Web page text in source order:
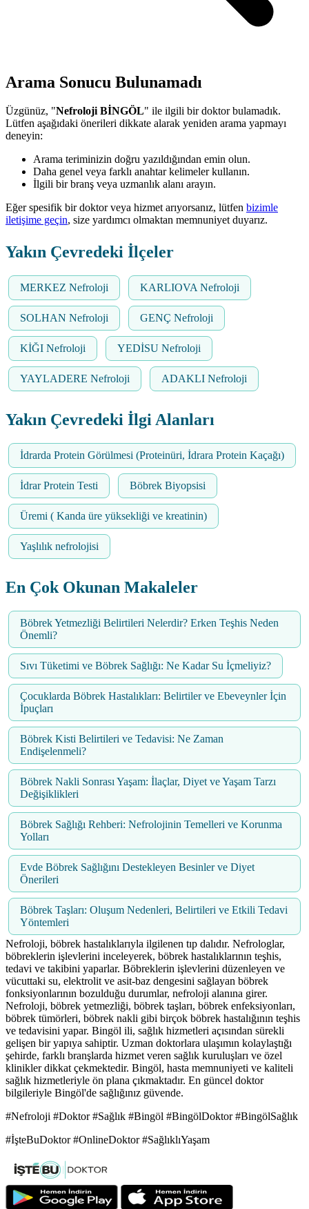
Arama Sonucu Bulunamadı
Üzgünüz, "Nefroloji BİNGÖL" ile ilgili bir doktor bulamadık.
Lütfen aşağıdaki önerileri dikkate alarak yeniden arama yapmayı
deneyin:
Arama teriminizin doğru yazıldığından emin olun.
Daha genel veya farklı anahtar kelimeler kullanın.
İlgili bir branş veya uzmanlık alanı arayın.
Eğer spesifik bir doktor veya hizmet arıyorsanız, lütfen bizimle
iletişime geçin, size yardımcı olmaktan memnuniyet duyarız.
Yakın Çevredeki İlçeler
MERKEZ Nefroloji KARLIOVA Nefroloji
SOLHAN Nefroloji GENÇ Nefroloji
KİĞI Nefroloji YEDİSU Nefroloji
YAYLADERE Nefroloji ADAKLI Nefroloji
Yakın Çevredeki İlgi Alanları
İdrarda Protein Görülmesi (Proteinüri, İdrara Protein Kaçağı)
İdrar Protein Testi Böbrek Biyopsisi
Üremi ( Kanda üre yüksekliği ve kreatinin)
Yaşlılık nefrolojisi
En Çok Okunan Makaleler
Böbrek Yetmezliği Belirtileri Nelerdir? Erken Teşhis Neden
Önemli?
Sıvı Tüketimi ve Böbrek Sağlığı: Ne Kadar Su İçmeliyiz?
Çocuklarda Böbrek Hastalıkları: Belirtiler ve Ebeveynler İçin
İpuçları
Böbrek Kisti Belirtileri ve Tedavisi: Ne Zaman
Endişelenmeli?
Böbrek Nakli Sonrası Yaşam: İlaçlar, Diyet ve Yaşam Tarzı
Değişiklikleri
Böbrek Sağlığı Rehberi: Nefrolojinin Temelleri ve Korunma
Yolları
Evde Böbrek Sağlığını Destekleyen Besinler ve Diyet
Önerileri
Böbrek Taşları: Oluşum Nedenleri, Belirtileri ve Etkili Tedavi
Yöntemleri
Nefroloji, böbrek hastalıklarıyla ilgilenen tıp dalıdır. Nefrologlar,
böbreklerin işlevlerini inceleyerek, böbrek hastalıklarının teşhis,
tedavi ve takibini yaparlar. Böbreklerin işlevlerini düzenleyen ve
vücuttaki su, elektrolit ve asit-baz dengesini sağlayan böbrek
fonksiyonlarının bozulduğu durumlar, nefroloji alanına girer.
Nefroloji, böbrek yetmezliği, böbrek taşları, böbrek enfeksiyonları,
böbrek tümörleri, böbrek nakli gibi birçok böbrek hastalığının teşhis
ve tedavisini yapar. Bingöl ili, sağlık hizmetleri açısından sürekli
gelişen bir yapıya sahiptir. Uzman doktorlara ulaşımın kolaylaştığı
şehirde, farklı branşlarda hizmet veren sağlık kuruluşları ve özel
klinikler dikkat çekmektedir. Bingöl, hasta memnuniyeti ve kaliteli
sağlık hizmetleriyle ön plana çıkmaktadır. En güncel doktor
bilgileriyle Bingöl'de sağlığınız güvende.
#Nefroloji #Doktor #Sağlık #Bingöl #BingölDoktor #BingölSağlık
#İşteBuDoktor #OnlineDoktor #SağlıklıYaşam